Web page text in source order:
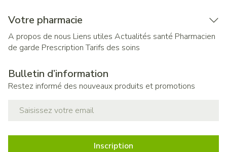
Votre pharmacie
A propos de nous Liens utiles Actualités santé Pharmacien
de garde Prescription Tarifs des soins
Bulletin d’information
Restez informé des nouveaux produits et promotions
Inscription